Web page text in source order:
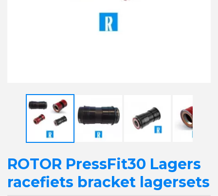
ROTOR PressFit30 Lagers
racefiets bracket lagersets